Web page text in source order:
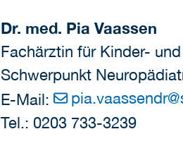
Dr. med. Pia Vaassen
Fachärztin für Kinder-
Schwerpunkt
E-Mail:
pia.vaassendr@
Tel.: 0203 733-3239